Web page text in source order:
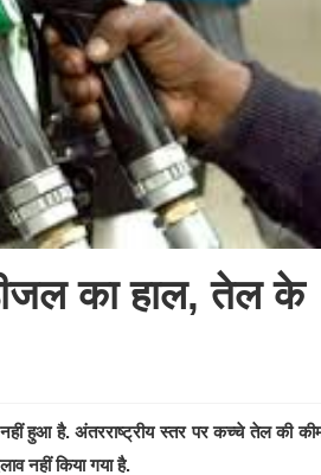
का हाल, तेल के
हुआ है. अंतरराष्ट्रीय स्तर पर कच्चे तेल की
नहीं किया गया है.